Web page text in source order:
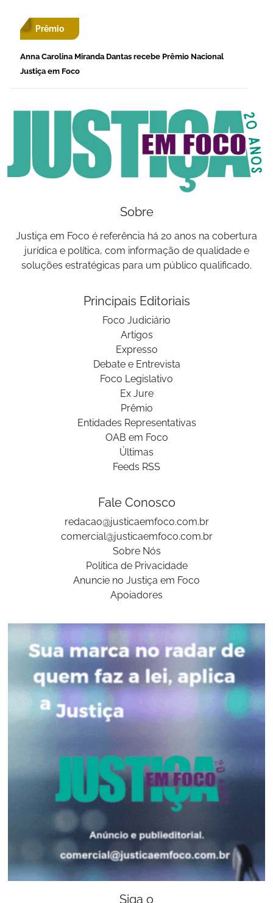
Prêmio
Anna Carolina Miranda Dantas recebe Prêmio Nacional
Justiça em Foco
Sobre
Justiça em Foco é referência há 20 anos na cobertura
jurídica e política, com informação de qualidade e
soluções estratégicas para um público qualificado.
Principais Editoriais
Foco Judiciário
Artigos
Expresso
Debate e Entrevista
Foco Legislativo
Ex Jure
Prêmio
Entidades Representativas
OAB em Foco
Últimas
Feeds RSS
Fale Conosco
redacao@justicaemfoco.com.br
comercial@justicaemfoco.com.br
Sobre Nós
Politica de Privacidade
Anuncie no Justiça em Foco
Apoiadores
Siga o